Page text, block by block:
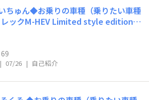
ちゅん◆お乗りの車種（乗りたい車種
レックM-HEV Limited style edition
紹介をどうぞ！15年連れ添ったmini
安全性や安定性とかっこよさで選
さんが惚れ込んでほぼ一択だった）ク
69
| 07/26 | 自己紹介